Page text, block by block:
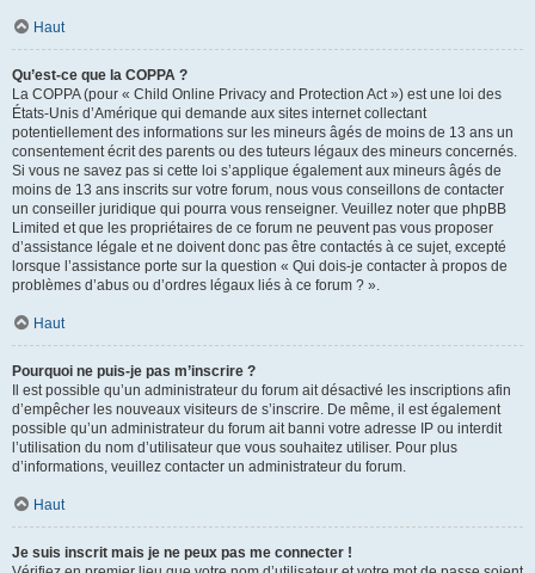
Haut
Qu’est-ce que la COPPA ?
La COPPA (pour « Child Online Privacy and Protection Act ») est une loi des
États-Unis d’Amérique qui demande aux sites internet collectant
potentiellement des informations sur les mineurs âgés de moins de 13 ans un
consentement écrit des parents ou des tuteurs légaux des mineurs concernés.
Si vous ne savez pas si cette loi s’applique également aux mineurs âgés de
moins de 13 ans inscrits sur votre forum, nous vous conseillons de contacter
un conseiller juridique qui pourra vous renseigner. Veuillez noter que phpBB
Limited et que les propriétaires de ce forum ne peuvent pas vous proposer
d’assistance légale et ne doivent donc pas être contactés à ce sujet, excepté
lorsque l’assistance porte sur la question « Qui dois-je contacter à propos de
problèmes d’abus ou d’ordres légaux liés à ce forum ? ».
Haut
Pourquoi ne puis-je pas m’inscrire ?
Il est possible qu’un administrateur du forum ait désactivé les inscriptions afin
d’empêcher les nouveaux visiteurs de s’inscrire. De même, il est également
possible qu’un administrateur du forum ait banni votre adresse IP ou interdit
l’utilisation du nom d’utilisateur que vous souhaitez utiliser. Pour plus
d’informations, veuillez contacter un administrateur du forum.
Haut
Je suis inscrit mais je ne peux pas me connecter !